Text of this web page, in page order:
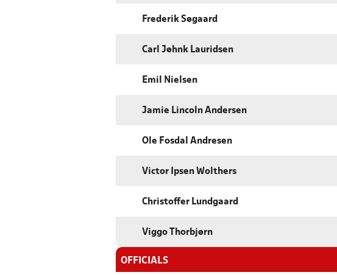
Frederik Søgaard
Carl Jøhnk Lauridsen
Emil Nielsen
Jamie Lincoln Andersen
Ole Fosdal Andresen
Victor Ipsen Wolthers
Christoffer Lundgaard
Viggo Thorbjørn
OFFICIALS